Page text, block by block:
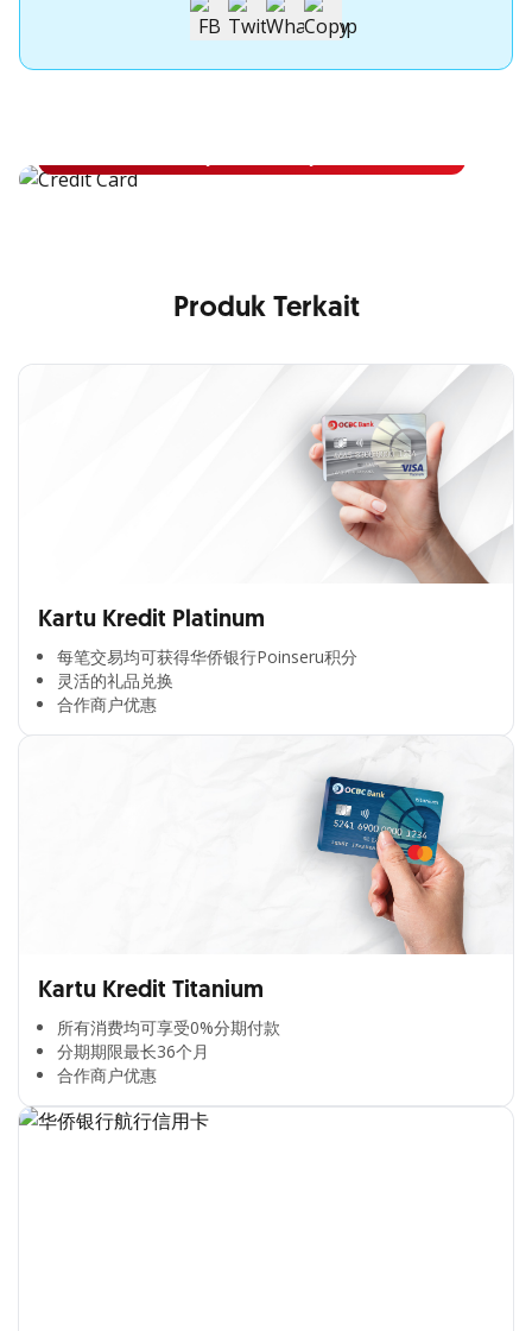
Apply Kartu Kredit OCBC NISP
Produk Terkait
Kartu Kredit Platinum
每笔交易均可获得华侨银行Poinseru积分​
灵活的礼品兑换​
合作商户优惠​
Kartu Kredit Titanium
所有消费均可享受0%分期付款​
分期期限最长36个月​
合作商户优惠​